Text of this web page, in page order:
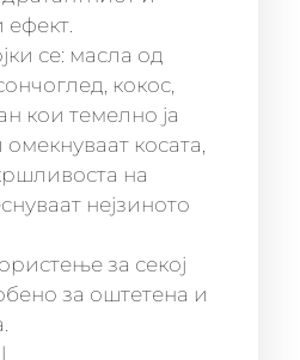
ефект.
се: масла од
кокос,
кои темелно ја
косата,
на
нејзиното
за секој
за оштетена и